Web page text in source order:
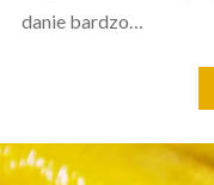
danie bardzo…